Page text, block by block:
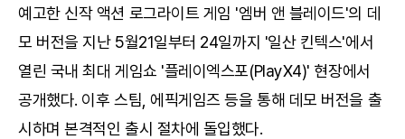
예고한 신작 액션 로그라이트 게임 '엠버 앤 블레이드'의 데
모 버전을 지난 5월21일부터 24일까지 '일산 킨텍스'에서
열린 국내 최대 게임쇼 '플레이엑스포(PlayX4)' 현장에서
공개했다. 이후 스팀, 에픽게임즈 등을 통해 데모 버전을 출
시하며 본격적인 출시 절차에 돌입했다.